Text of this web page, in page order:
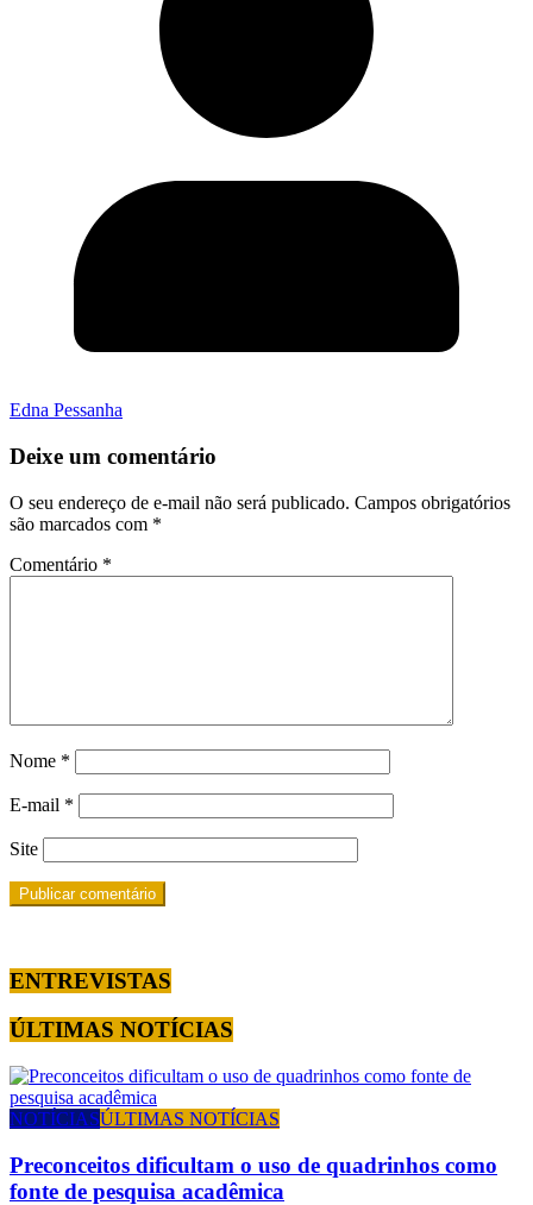
Edna Pessanha
Deixe um comentário
O seu endereço de e-mail não será publicado. Campos obrigatórios
são marcados com *
Comentário *
Nome *
E-mail *
Site
ENTREVISTAS
ÚLTIMAS NOTÍCIAS
NOTÍCIASÚLTIMAS NOTÍCIAS
Preconceitos dificultam o uso de quadrinhos como
fonte de pesquisa acadêmica